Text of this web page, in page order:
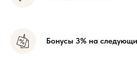
Бонусы 3% на